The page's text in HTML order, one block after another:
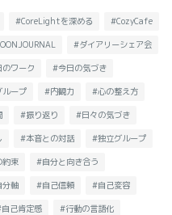
#CoreLightを深める #CozyCafe
#ダイアリーシェア会
ワーク #今日の気づき
ープ #内観力 #心の整え方
#振り返り #日々の気づき
#本音との対話 #独立グループ
約束 #自分と向き合う
軸 #自己信頼 #自己変容
己肯定感 #行動の言語化